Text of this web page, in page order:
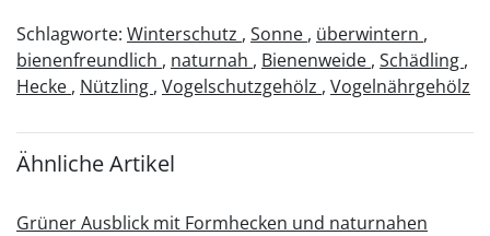
Schlagworte: Winterschutz , Sonne , überwintern ,
bienenfreundlich , naturnah , Bienenweide , Schädling ,
Hecke , Nützling , Vogelschutzgehölz , Vogelnährgehölz
Ähnliche Artikel
Grüner Ausblick mit Formhecken und naturnahen